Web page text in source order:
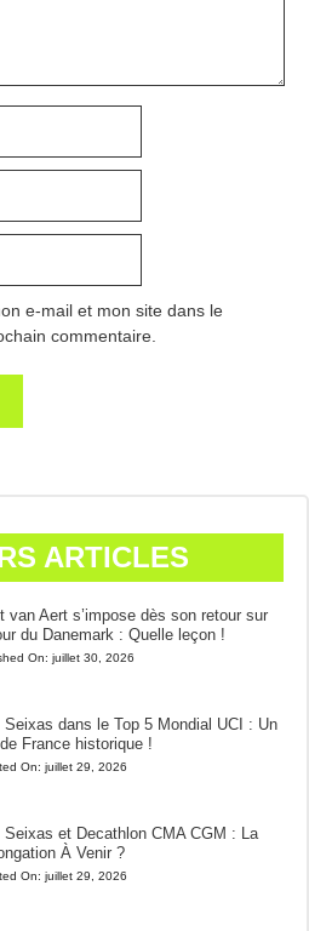
e-mail et mon site dans le
commentaire.
ARTICLES
van Aert s’impose dès son retour sur
du Danemark : Quelle leçon !
On: juillet 30, 2026
Seixas dans le Top 5 Mondial UCI : Un
France historique !
On: juillet 29, 2026
Seixas et Decathlon CMA CGM : La
À Venir ?
On: juillet 29, 2026